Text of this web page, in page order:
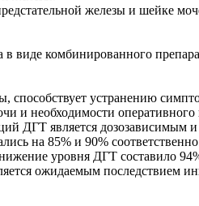
железы и шейке
виде комбинированного
способствует устранению
и необходимости оперативного
ДГТ является дозозависимым
на 85% и 90%
уровня ДГТ составило 94%
ожидаемым